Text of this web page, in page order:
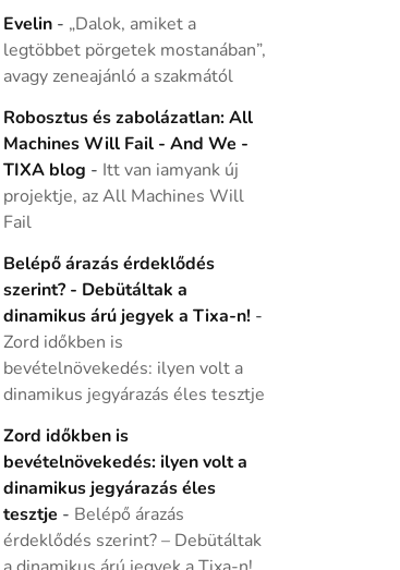
Evelin- „Dalok, amiket a
legtöbbet pörgetek mostanában”,
avagy zeneajánló a szakmától
Robosztus és zabolázatlan: All
Machines Will Fail - And We -
TIXA blog - Itt van iamyank új
projektje, az All Machines Will
Fail
Belépő árazás érdeklődés
szerint? - Debütáltak a
dinamikus árú jegyek a Tixa-n! -
Zord időkben is
bevételnövekedés: ilyen volt a
dinamikus jegyárazás éles tesztje
Zord időkben is
bevételnövekedés: ilyen volt a
dinamikus jegyárazás éles
tesztje - Belépő árazás
érdeklődés szerint? – Debütáltak